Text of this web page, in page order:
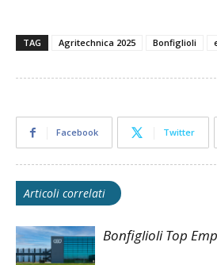
TAG Agritechnica 2025 Bonfiglioli
Facebook Twitter
Articoli correlati
Bonfiglioli Top